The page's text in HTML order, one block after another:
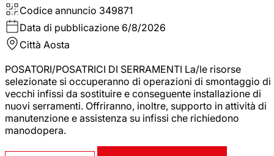
Codice annuncio 349871
Data di pubblicazione 6/8/2026
Città Aosta
POSATORI/POSATRICI DI SERRAMENTI La/le risorse
selezionate si occuperanno di operazioni di smontaggio di
vecchi infissi da sostituire e conseguente installazione di
nuovi serramenti. Offriranno, inoltre, supporto in attività di
manutenzione e assistenza su infissi che richiedono
manodopera.